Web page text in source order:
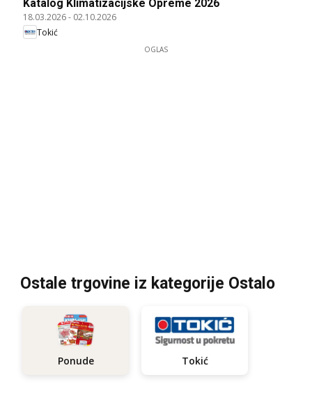
Katalog Klimatizacijske Opreme 2026
18.03.2026- 02.10.2026
Tokić
OGLAS
Ostale trgovine iz kategorije Ostalo
Ponude Tokić